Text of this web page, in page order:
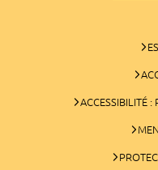
ACCESSIBILITÉ